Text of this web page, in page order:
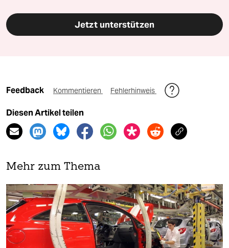
Jetzt unterstützen
Feedback Kommentieren Fehlerhinweis
Diesen Artikel teilen
Mehr zum Thema